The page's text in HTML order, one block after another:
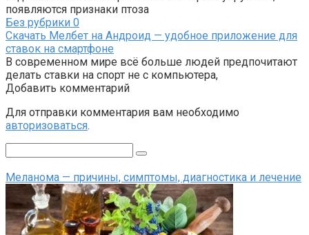
появляются признаки птоза
Без рубрики 0
Скачать Мелбет на Андроид — удобное приложение для
ставок на смартфоне
В современном мире всё больше людей предпочитают
делать ставки на спорт не с компьютера,
Добавить комментарий
Для отправки комментария вам необходимо
авторизоваться.
Меланома — причины, симптомы, диагностика и лечение